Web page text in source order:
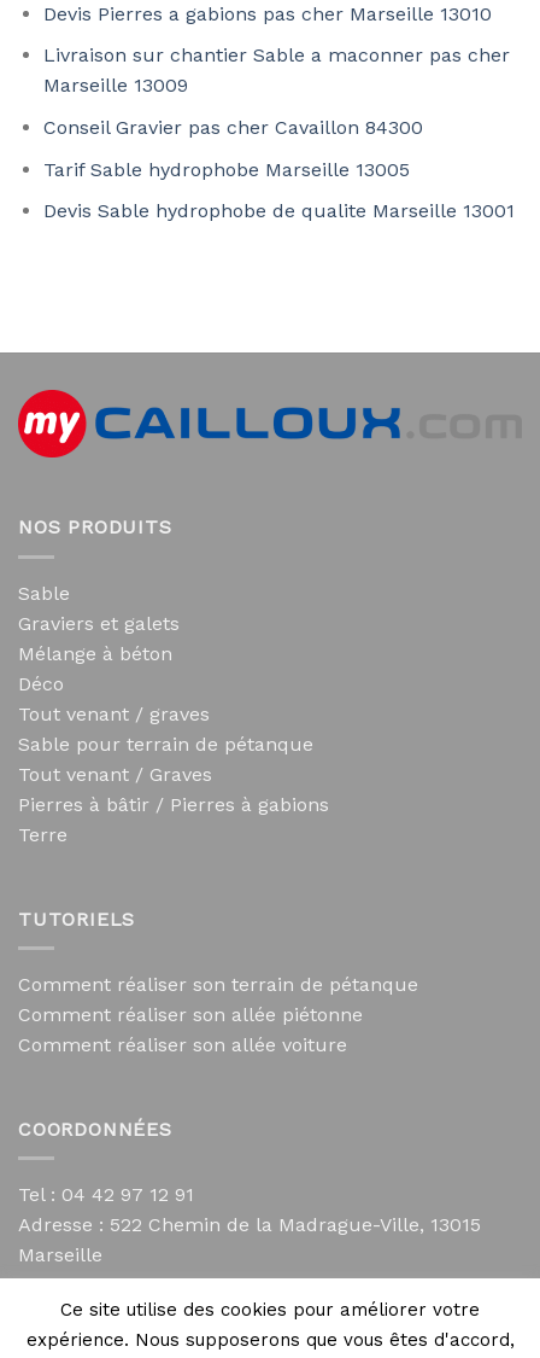
Devis Pierres a gabions pas cher Marseille 13010
Livraison sur chantier Sable a maconner pas cher
Marseille 13009
Conseil Gravier pas cher Cavaillon 84300
Tarif Sable hydrophobe Marseille 13005
Devis Sable hydrophobe de qualite Marseille 13001
NOS PRODUITS
Sable
Graviers et galets
Mélange à béton
Déco
Tout venant / graves
Sable pour terrain de pétanque
Tout venant / Graves
Pierres à bâtir / Pierres à gabions
Terre
TUTORIELS
Comment réaliser son terrain de pétanque
Comment réaliser son allée piétonne
Comment réaliser son allée voiture
COORDONNÉES
Tel : 04 42 97 12 91
Adresse : 522 Chemin de la Madrague-Ville, 13015
Marseille
contact@mycailloux.com
Mentions légales
Ce site utilise des cookies pour améliorer votre
expérience. Nous supposerons que vous êtes d'accord,